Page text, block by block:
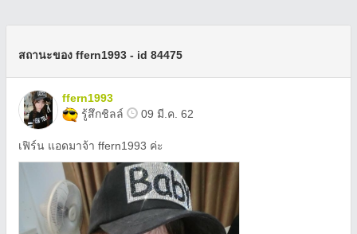
สถานะของ ffern1993 - id 84475
ffern1993
รู้สึกชิลล์
09 มี.ค. 62
เฟิร์น แอดมาจ้า ffern1993 ค่ะ